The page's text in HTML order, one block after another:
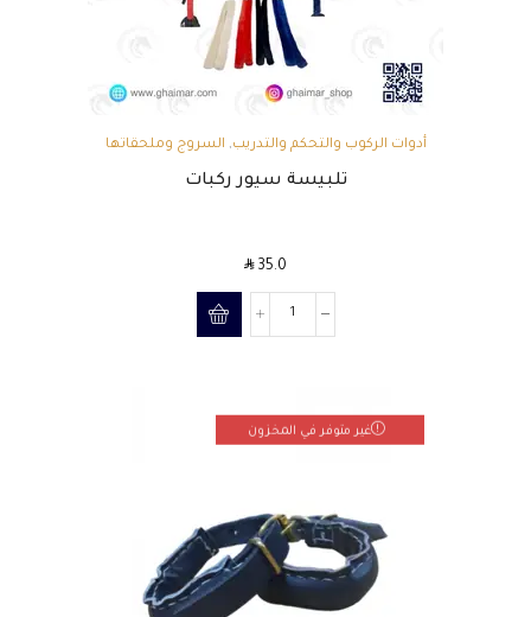
أدوات الركوب والتحكم والتدريب, السروج وملحقاتها
تلبيسة سيور ركبات
SAR35.0
غير متوفر في المخزون